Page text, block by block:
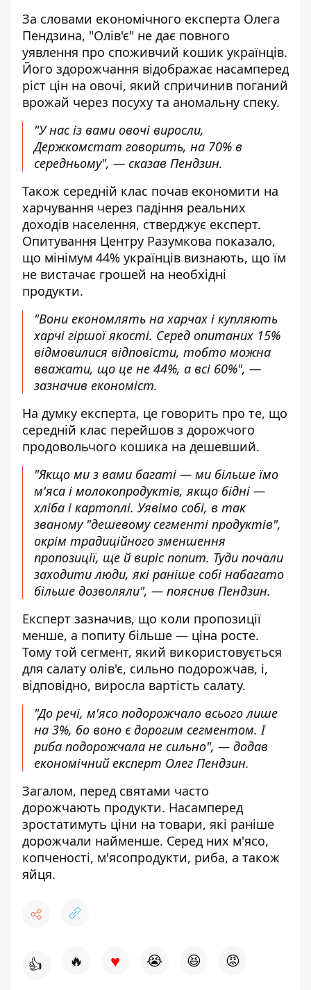
За словами економічного експерта Олега
Пендзина, "Олів'є" не дає повного
уявлення про споживчий кошик українців.
Його здорожчання відображає насамперед
ріст цін на овочі, який спричинив поганий
врожай через посуху та аномальну спеку.
"У нас із вами овочі виросли,
Держкомстат говорить, на 70% в
середньому", — сказав Пендзин.
Також середній клас почав економити на
харчування через падіння реальних
доходів населення, стверджує експерт.
Опитування Центру Разумкова показало,
що мінімум 44% українців визнають, що їм
не вистачає грошей на необхідні
продукти.
"Вони економлять на харчах і купляють
харчі гіршої якості. Серед опитаних 15%
відмовилися відповісти, тобто можна
вважати, що це не 44%, а всі 60%", —
зазначив економіст.
На думку експерта, це говорить про те, що
середній клас перейшов з дорожчого
продовольчого кошика на дешевший.
"Якщо ми з вами багаті — ми більше їмо
м'яса і молокопродуктів, якщо бідні —
хліба і картоплі. Уявімо собі, в так
званому "дешевому сегменті продуктів",
окрім традиційного зменшення
пропозиції, ще й виріс попит. Туди почали
заходити люди, які раніше собі набагато
більше дозволяли", — пояснив Пендзин.
Експерт зазначив, що коли пропозиції
менше, а попиту більше — ціна росте.
Тому той сегмент, який використовується
для салату олів'є, сильно подорожчав, і,
відповідно, виросла вартість салату.
"До речі, м'ясо подорожчало всього лише
на 3%, бо воно є дорогим сегментом. І
риба подорожчала не сильно", — додав
економічний експерт Олег Пендзин.
Загалом, перед святами часто
дорожчають продукти. Насамперед
зростатимуть ціни на товари, які раніше
дорожчали найменше. Серед них м'ясо,
копченості, м'ясопродукти, риба, а також
яйця.
👍 🔥 ♥ 😭 😆 😡